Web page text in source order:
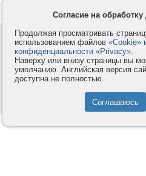
Контакты
Компания
Услуги
Как оплатить
© 2008-2026
Согласие на
Продолжая просматривать
использованием файлов «Cookie»
конфиденциальности «Privacy».
Наверху или внизу страницы вы
умолчанию. Английская версия
доступна не полностью.